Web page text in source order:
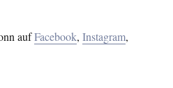
aufFacebook,Instagram,